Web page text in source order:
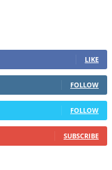
LIKE
FOLLOW
FOLLOW
SUBSCRIBE